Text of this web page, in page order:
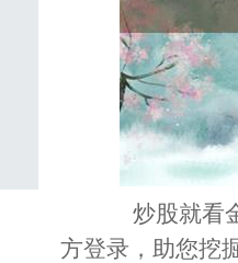
炒股就看金
方登录，助您挖